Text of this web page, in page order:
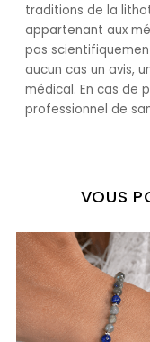
traditions de la
appartenant aux
pas
aucun cas un avis,
médical. En cas de
professionnel de
VOUS